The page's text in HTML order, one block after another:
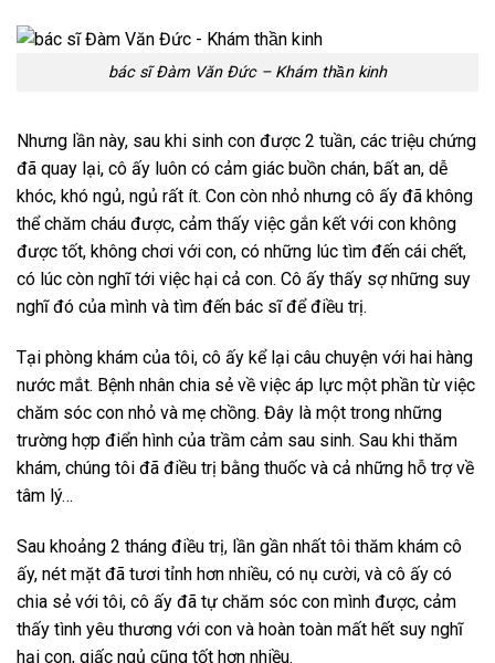
bác sĩ Đàm Văn Đức – Khám thần kinh
Nhưng lần này, sau khi sinh con được 2 tuần, các triệu chứng
đã quay lại, cô ấy luôn có cảm giác buồn chán, bất an, dễ
khóc, khó ngủ, ngủ rất ít. Con còn nhỏ nhưng cô ấy đã không
thể chăm cháu được, cảm thấy việc gắn kết với con không
được tốt, không chơi với con, có những lúc tìm đến cái chết,
có lúc còn nghĩ tới việc hại cả con. Cô ấy thấy sợ những suy
nghĩ đó của mình và tìm đến bác sĩ để điều trị.
Tại phòng khám của tôi, cô ấy kể lại câu chuyện với hai hàng
nước mắt. Bệnh nhân chia sẻ về việc áp lực một phần từ việc
chăm sóc con nhỏ và mẹ chồng. Đây là một trong những
trường hợp điển hình của trầm cảm sau sinh. Sau khi thăm
khám, chúng tôi đã điều trị bằng thuốc và cả những hỗ trợ về
tâm lý…
Sau khoảng 2 tháng điều trị, lần gần nhất tôi thăm khám cô
ấy, nét mặt đã tươi tỉnh hơn nhiều, có nụ cười, và cô ấy có
chia sẻ với tôi, cô ấy đã tự chăm sóc con mình được, cảm
thấy tình yêu thương với con và hoàn toàn mất hết suy nghĩ
hại con, giấc ngủ cũng tốt hơn nhiều.